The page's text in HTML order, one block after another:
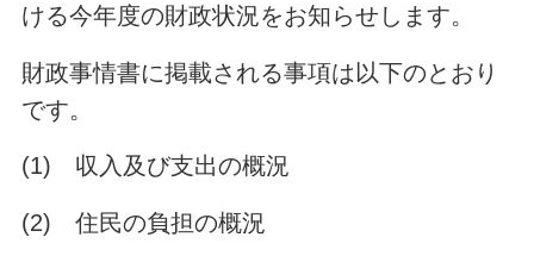
ける今年度の財政状況をお知らせします。
財政事情書に掲載される事項は以下のとおり
です。
(1) 収入及び支出の概況
(2) 住民の負担の概況